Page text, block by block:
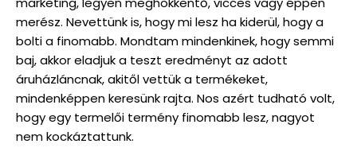
merész. Nevettünk is, hogy mi lesz ha kiderül, hogy a
bolti a finomabb. Mondtam mindenkinek, hogy semmi
baj, akkor eladjuk a teszt eredményt az adott
áruházláncnak, akitől vettük a termékeket,
mindenképpen keresünk rajta. Nos azért tudható volt,
hogy egy termelői termény finomabb lesz, nagyot
nem kockáztattunk.